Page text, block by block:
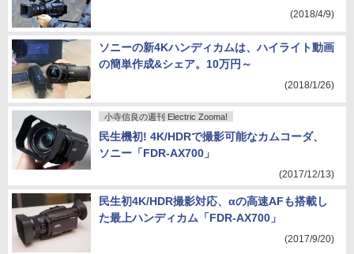
(2018/4/9)
ソニーの新4Kハンディカムは、ハイライト動画
の簡単作成&シェア。10万円～
(2018/1/26)
小寺信良の週刊 Electric Zooma!
民生機初! 4K/HDRで撮影可能なカムコーダ、
ソニー「FDR-AX700」
(2017/12/13)
民生初4K/HDR撮影対応、αの高速AFも搭載し
た最上ハンディカム「FDR-AX700」
(2017/9/20)